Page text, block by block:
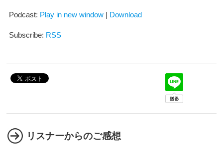
ー
ー
Podcast: Play in new window | Download
Subscribe: RSS
リスナーからのご感想